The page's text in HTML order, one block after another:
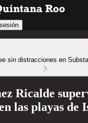
sin distracciones en
Ricalde
las playas de